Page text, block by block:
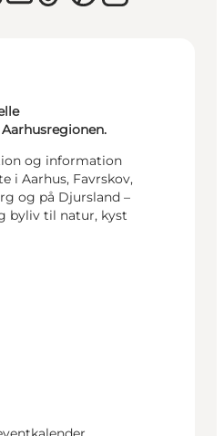
og information
i Aarhus, Favrskov,
og på Djursland –
byliv til natur, kyst